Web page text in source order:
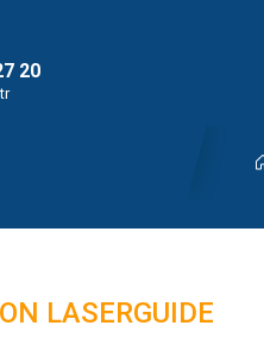
20
LASERGUIDE